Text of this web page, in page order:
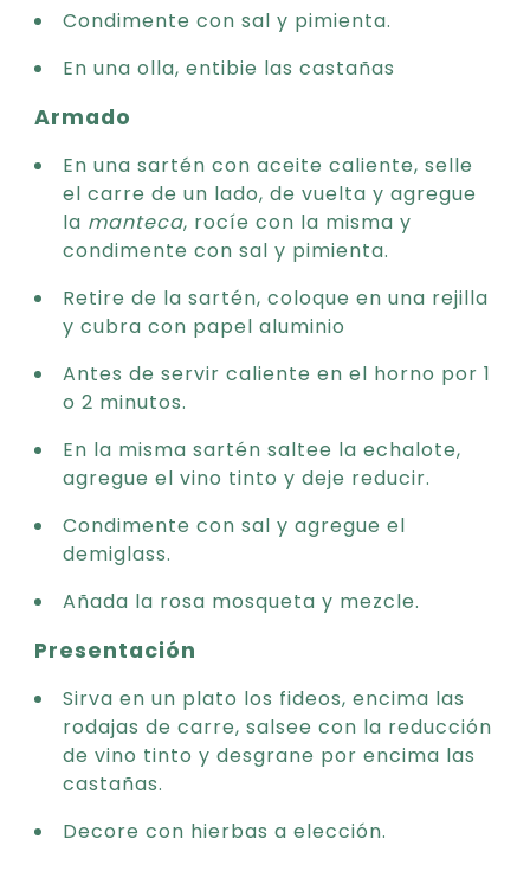
Condimente con sal y pimienta.
En una olla, entibie las castañas
Armado
En una sartén con aceite caliente, selle
el carre de un lado, de vuelta y agregue
la manteca, rocíe con la misma y
condimente con sal y pimienta.
Retire de la sartén, coloque en una rejilla
y cubra con papel aluminio
Antes de servir caliente en el horno por 1
o 2 minutos.
En la misma sartén saltee la echalote,
agregue el vino tinto y deje reducir.
Condimente con sal y agregue el
demiglass.
Añada la rosa mosqueta y mezcle.
Presentación
Sirva en un plato los fideos, encima las
rodajas de carre, salsee con la reducción
de vino tinto y desgrane por encima las
castañas.
Decore con hierbas a elección.